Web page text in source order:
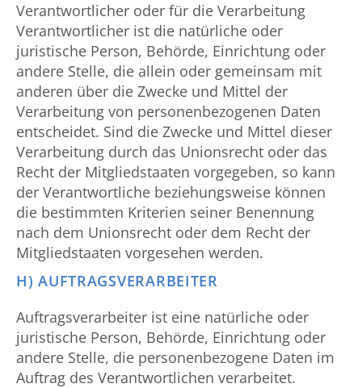
Verantwortlicher oder für die Verarbeitung
Verantwortlicher ist die natürliche oder
juristische Person, Behörde, Einrichtung oder
andere Stelle, die allein oder gemeinsam mit
anderen über die Zwecke und Mittel der
Verarbeitung von personenbezogenen Daten
entscheidet. Sind die Zwecke und Mittel dieser
Verarbeitung durch das Unionsrecht oder das
Recht der Mitgliedstaaten vorgegeben, so kann
der Verantwortliche beziehungsweise können
die bestimmten Kriterien seiner Benennung
nach dem Unionsrecht oder dem Recht der
Mitgliedstaaten vorgesehen werden.
H) AUFTRAGSVERARBEITER
Auftragsverarbeiter ist eine natürliche oder
juristische Person, Behörde, Einrichtung oder
andere Stelle, die personenbezogene Daten im
Auftrag des Verantwortlichen verarbeitet.